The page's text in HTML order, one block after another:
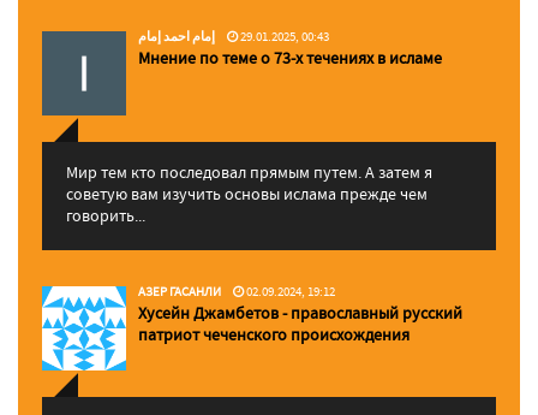
إمام احمد إمام 29.01.2025, 00:43
Мнение по теме о 73-х течениях в исламе
Мир тем кто последовал прямым путем. А затем я
советую вам изучить основы ислама прежде чем
говорить...
АЗЕР ГАСАНЛИ 02.09.2024, 19:12
Хусейн Джамбетов - православный русский
патриот чеченского происхождения